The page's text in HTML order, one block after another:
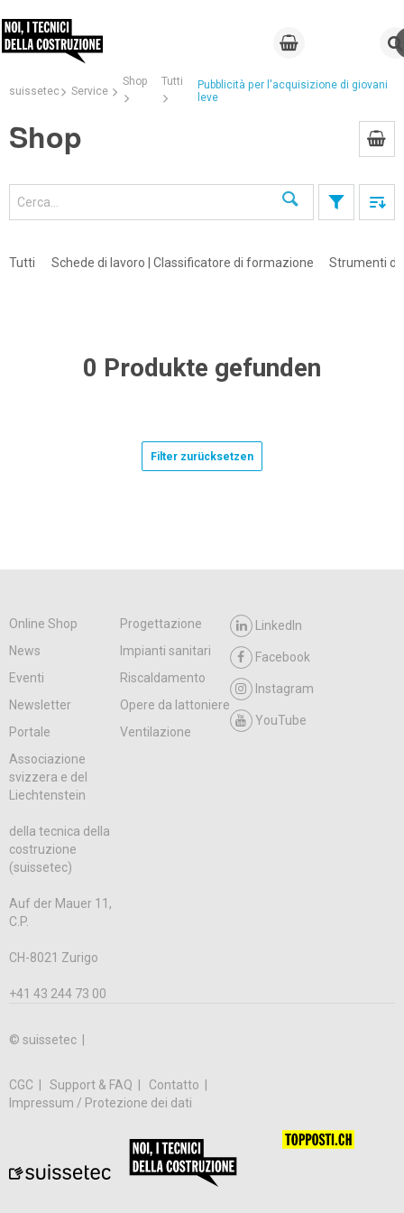
suissetec Service
Shop Tutti
Pubblicità per l'acquisizione di giovani
leve
Shop
Cerca
Tutti Schede di lavoro | Classificatore di formazione Strumenti di
0 Produkte gefunden
Filter zurücksetzen
Online Shop
Progettazione
News
Impianti sanitari
Eventi
Riscaldamento
Newsletter
Opere da lattoniere
Portale
Ventilazione
LinkedIn
Facebook
Instagram
YouTube
Associazione
svizzera e del
Liechtenstein
della tecnica della
costruzione
(suissetec)
Auf der Mauer 11,
C.P.
CH-8021 Zurigo
+41 43 244 73 00
© suissetec |
CGC Support & FAQ
Contatto
Impressum / Protezione dei dati